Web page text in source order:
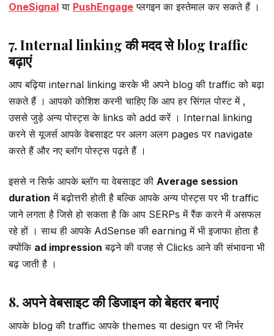
OneSignal या PushEngage प्लगइन का इस्तेमाल कर सकते हैं ।
7. Internal linking की मदद से blog traffic
बढ़ाएं
आप बढ़िया internal linking करके भी अपने blog की traffic को बढ़ा
सकते हैं । आपको कोशिश करनी चाहिए कि आप हर सिंगल पोस्ट में ,
उससे जुड़े अन्य पोस्ट्स के links को add करें । Internal linking
करने से यूजर्स आपके वेबसाइट पर अलग अलग pages पर navigate
करते हैं और नए ब्लॉग पोस्ट्स पढ़ते हैं ।
इससे न सिर्फ आपके ब्लॉग या वेबसाइट की Average session
duration में बढ़ोत्तरी होती है बल्कि आपके अन्य पोस्ट्स पर भी traffic
जाने लगता है जिसे हो सकता है कि आप SERPs में रैंक करने में असफल
रहे हों । साथ ही आपके AdSense की earning में भी इजाफा होता है
क्योंकि ad impression बढ़ने की वजह से Clicks आने की संभावना भी
बढ़ जाती है ।
8. अपने वेबसाइट की डिजाइन को बेहतर बनाएं
आपके blog की traffic आपके themes या design पर भी निर्भर